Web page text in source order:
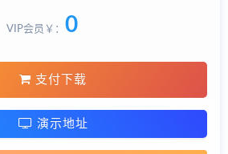
VIP会员￥： 0
支付下载
演示地址